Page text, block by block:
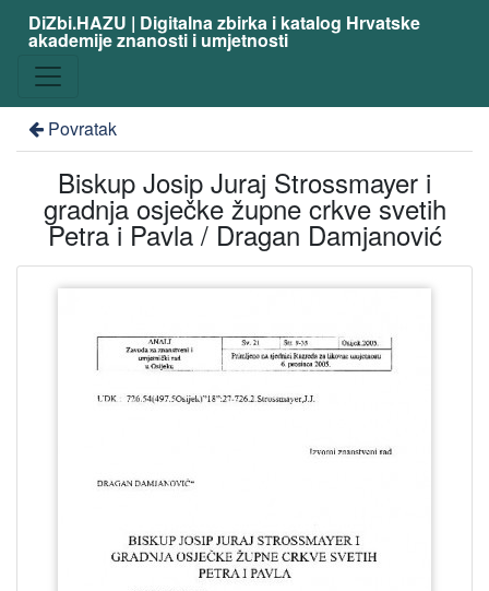
DiZbi.HAZU | Digitalna zbirka i katalog Hrvatske
akademije znanosti i umjetnosti
Povratak
Biskup Josip Juraj Strossmayer i
gradnja osječke župne crkve svetih
Petra i Pavla / Dragan Damjanović